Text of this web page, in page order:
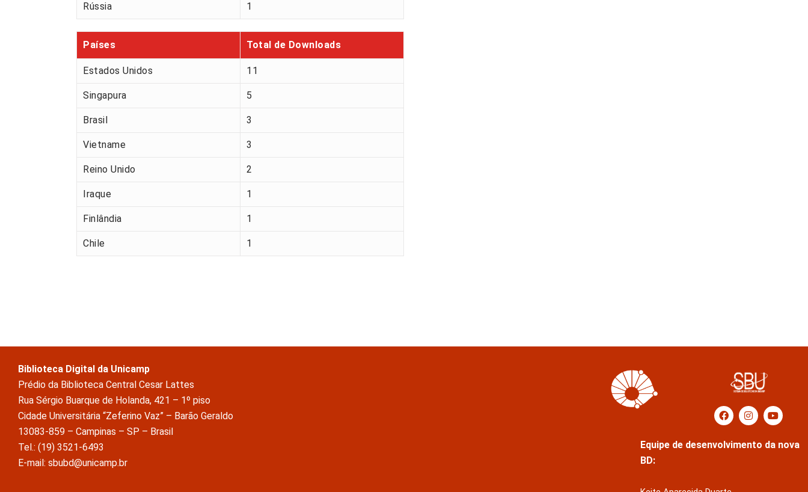
Rússia 1
Países Total de Downloads
Estados Unidos 11
Singapura 5
Brasil 3
Vietname 3
Reino Unido 2
Iraque 1
Finlândia 1
Chile 1
Biblioteca Digital da Unicamp
Prédio da Biblioteca Central Cesar Lattes
Rua Sérgio Buarque de Holanda, 421 – 1º piso
Cidade Universitária “Zeferino Vaz” – Barão Geraldo
13083-859 – Campinas – SP – Brasil
Tel.: (19) 3521-6493
E-mail: sbubd@unicamp.br
Equipe de desenvolvimento da nova
BD: